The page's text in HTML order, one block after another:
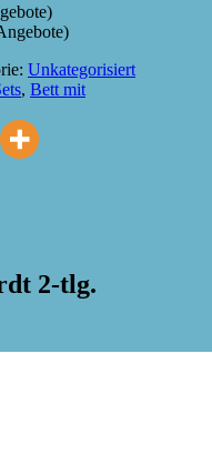
Unkategorisiert
, Bett mit
2-tlg.